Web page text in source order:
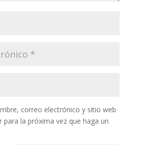
correo electrónico y sitio web
para la próxima vez que haga un